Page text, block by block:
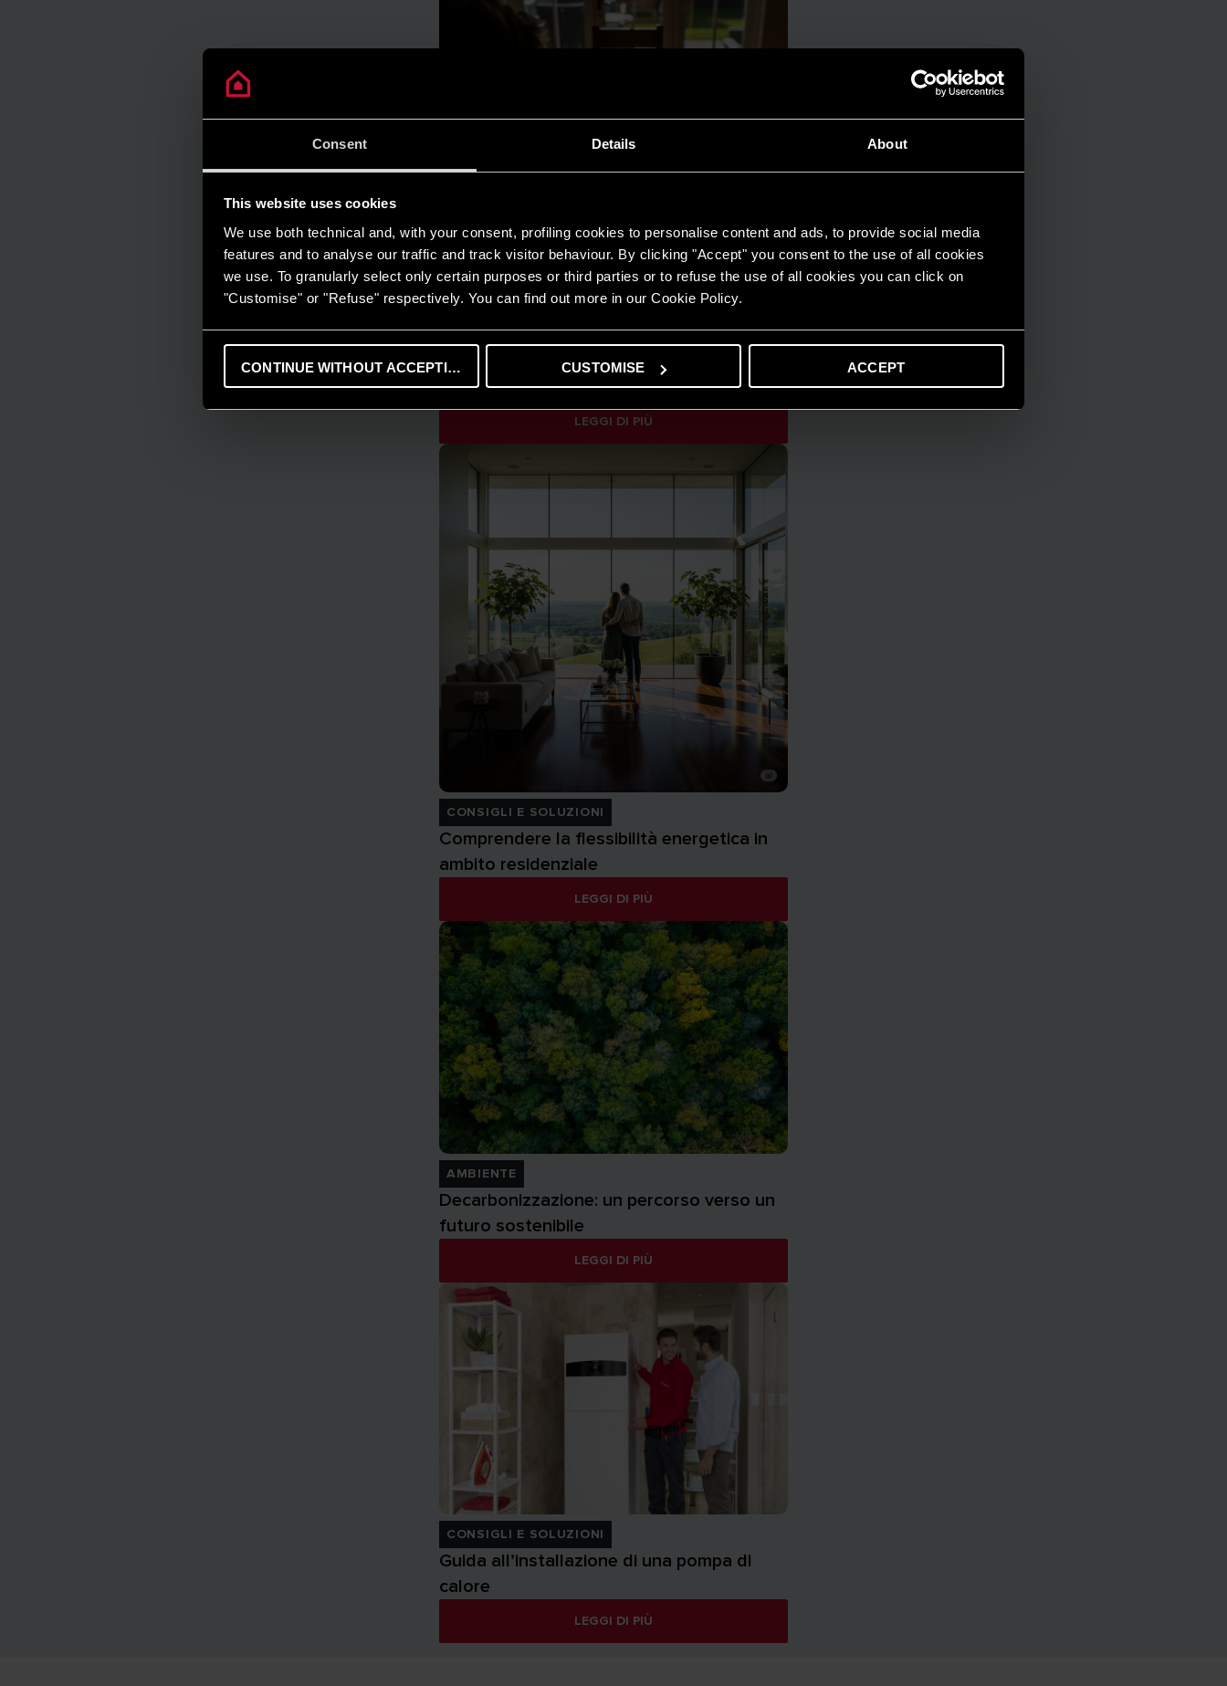
Consent Details About
This website uses cookies
We use both technical and, with your consent, profiling cookies to personalise content and ads, to provide social media
features and to analyse our traffic and track visitor behaviour. By clicking "Accept" you consent to the use of all cookies
we use. To granularly select only certain purposes or third parties or to refuse the use of all cookies you can click on
"Customise" or "Refuse" respectively. You can find out more in our Cookie Policy.
CONTINUE WITHOUT ACCEPTING CUSTOMISE ACCEPT
GUIDA AL RISPARMIO
Quanto consuma un condizionatore?
LEGGI DI PIÙ
CONSIGLI E SOLUZIONI
Comprendere la flessibilità energetica in
ambito residenziale
LEGGI DI PIÙ
AMBIENTE
Decarbonizzazione: un percorso verso un
futuro sostenibile
LEGGI DI PIÙ
CONSIGLI E SOLUZIONI
Guida all’installazione di una pompa di
calore
LEGGI DI PIÙ